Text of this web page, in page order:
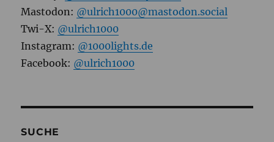
Mastodon: @ulrich1000@mastodon.social
Twi-X: @ulrich1000
Instagram: @1000lights.de
Facebook: @ulrich1000
SUCHE